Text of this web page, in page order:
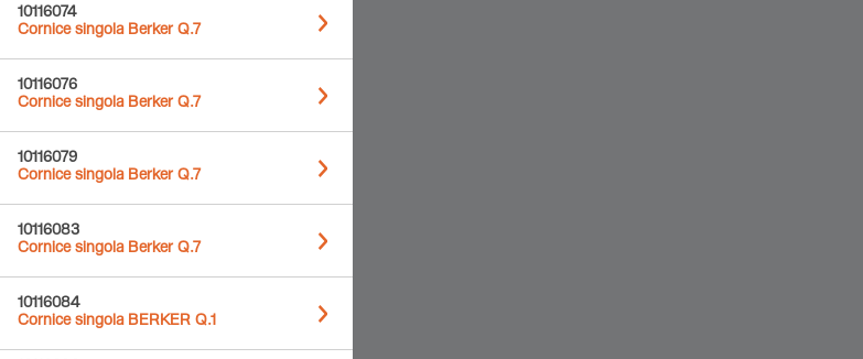
10116074
Cornice singola Berker Q.7
10116076
Cornice singola Berker Q.7
10116079
Cornice singola Berker Q.7
10116083
Cornice singola Berker Q.7
10116084
Cornice singola BERKER Q.1